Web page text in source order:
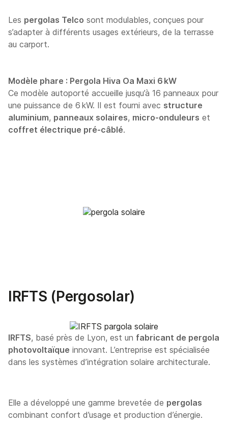
Les pergolas Telco sont modulables, conçues pour
s’adapter à différents usages extérieurs, de la terrasse
au carport.
Modèle phare : Pergola Hiva Oa Maxi 6 kW
Ce modèle autoporté accueille jusqu’à 16 panneaux pour
une puissance de 6 kW. Il est fourni avec structure
aluminium, panneaux solaires, micro-onduleurs et
coffret électrique pré-câblé.
IRFTS (Pergosolar)
IRFTS, basé près de Lyon, est un fabricant de pergola
photovoltaïque innovant. L’entreprise est spécialisée
dans les systèmes d’intégration solaire architecturale.
Elle a développé une gamme brevetée de pergolas
combinant confort d’usage et production d’énergie.